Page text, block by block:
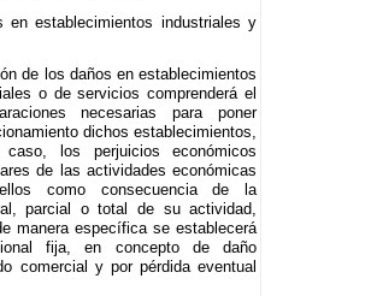
en establecimientos industriales y
de los daños en establecimientos
o de servicios comprenderá el
necesarias para poner
dichos establecimientos,
los perjuicios económicos
de las actividades económicas
como consecuencia de la
parcial o total de su actividad,
manera específica se establecerá
fija, en concepto de daño
comercial y por pérdida eventual